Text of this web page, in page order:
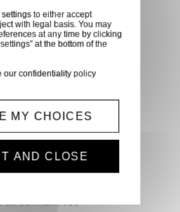
24h et 48h après
des produits
transporteur.
Paypal, ...
client
en confiant vos
to either accept
with legal basis. You may
at any time by clicking
at the bottom of the
ourconfidentiality policy
MY CHOICES
AND CLOSE